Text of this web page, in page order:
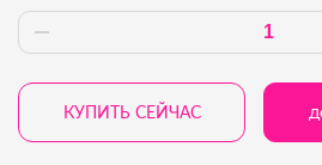
КУПИТЬ СЕЙЧАС